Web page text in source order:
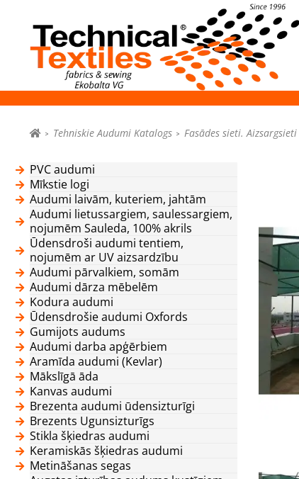
Tehniskie Audumi Katalogs Fasādes sieti. Aizsargsieti
PVC audumi
Mīkstie logi
Audumi laivām, kuteriem, jahtām
Audumi lietussargiem, saulessargiem,
nojumēm Sauleda, 100% akrils
Ūdensdroši audumi tentiem,
nojumēm ar UV aizsardzību
Audumi pārvalkiem, somām
Audumi dārza mēbelēm
Kodura audumi
Ūdensdrošie audumi Oxfords
Gumijots audums
Audumi darba apģērbiem
Aramīda audumi (Kevlar)
Mākslīgā āda
Kanvas audumi
Brezenta audumi ūdensizturīgi
Brezents Ugunsizturīgs
Stikla šķiedras audumi
Keramiskās šķiedras audumi
Metināšanas segas